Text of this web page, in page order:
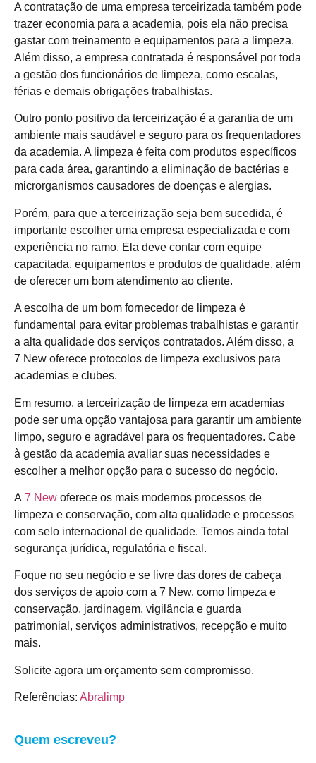
A contratação de uma empresa terceirizada também pode
trazer economia para a academia, pois ela não precisa
gastar com treinamento e equipamentos para a limpeza.
Além disso, a empresa contratada é responsável por toda
a gestão dos funcionários de limpeza, como escalas,
férias e demais obrigações trabalhistas.
Outro ponto positivo da terceirização é a garantia de um
ambiente mais saudável e seguro para os frequentadores
da academia. A limpeza é feita com produtos específicos
para cada área, garantindo a eliminação de bactérias e
microrganismos causadores de doenças e alergias.
Porém, para que a terceirização seja bem sucedida, é
importante escolher uma empresa especializada e com
experiência no ramo. Ela deve contar com equipe
capacitada, equipamentos e produtos de qualidade, além
de oferecer um bom atendimento ao cliente.
A escolha de um bom fornecedor de limpeza é
fundamental para evitar problemas trabalhistas e garantir
a alta qualidade dos serviços contratados. Além disso, a
7 New oferece protocolos de limpeza exclusivos para
academias e clubes.
Em resumo, a terceirização de limpeza em academias
pode ser uma opção vantajosa para garantir um ambiente
limpo, seguro e agradável para os frequentadores. Cabe
à gestão da academia avaliar suas necessidades e
escolher a melhor opção para o sucesso do negócio.
A 7 New oferece os mais modernos processos de
limpeza e conservação, com alta qualidade e processos
com selo internacional de qualidade. Temos ainda total
segurança jurídica, regulatória e fiscal.
Foque no seu negócio e se livre das dores de cabeça
dos serviços de apoio com a 7 New, como limpeza e
conservação, jardinagem, vigilância e guarda
patrimonial, serviços administrativos, recepção e muito
mais.
Solicite agora um orçamento sem compromisso.
Referências: Abralimp
Quem escreveu?